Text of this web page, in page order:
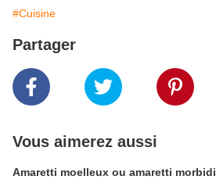
#Cuisine
Partager
Vous aimerez aussi
Amaretti moelleux ou amaretti morbidi